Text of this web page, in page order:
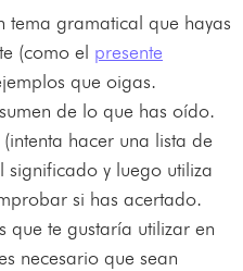
tema gramatical que hayas
(como el presente
que oigas.
de lo que has oído.
hacer una lista de
significado y luego utiliza
si has acertado.
que te gustaría utilizar en
necesario que sean